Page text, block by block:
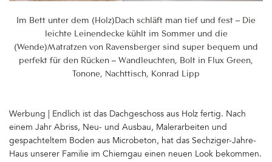
Im Bett unter dem (Holz)Dach schläft man tief und fest – Die
leichte Leinendecke kühlt im Sommer und die
(Wende)Matratzen von Ravensberger sind super bequem und
perfekt für den Rücken – Wandleuchten, Bolt in Flux Green,
Tonone, Nachttisch, Konrad Lipp
Werbung | Endlich ist das Dachgeschoss aus Holz fertig. Nach
einem Jahr Abriss, Neu- und Ausbau, Malerarbeiten und
gespachteltem Boden aus Microbeton, hat das Sechziger-Jahre-
Haus unserer Familie im Chiemgau einen neuen Look bekommen.